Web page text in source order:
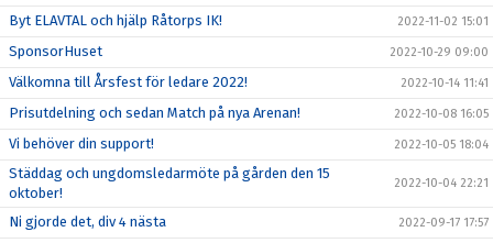
Byt ELAVTAL och hjälp Råtorps IK! 2022-11-02 15:01
SponsorHuset 2022-10-29 09:00
Välkomna till Årsfest för ledare 2022! 2022-10-14 11:41
Prisutdelning och sedan Match på nya Arenan! 2022-10-08 16:05
Vi behöver din support! 2022-10-05 18:04
Städdag och ungdomsledarmöte på gården den 15
oktober!
2022-10-04 22:21
Ni gjorde det, div 4 nästa 2022-09-17 17:57